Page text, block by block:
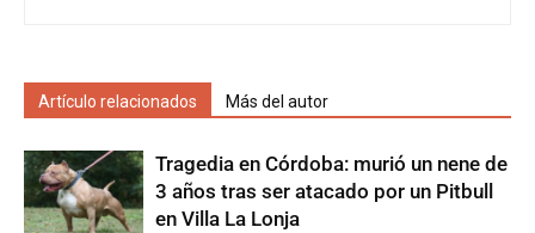
Artículo relacionados Más del autor
Tragedia en Córdoba: murió un nene de
3 años tras ser atacado por un Pitbull
en Villa La Lonja